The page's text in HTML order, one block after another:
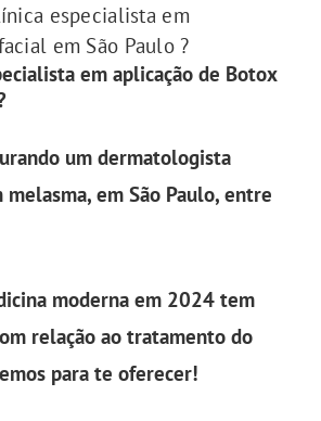
especialista em
em São Paulo ?
em aplicação de Botox
um dermatologista
melasma, em São Paulo, entre
moderna em 2024 tem
relação ao tratamento do
para te oferecer!